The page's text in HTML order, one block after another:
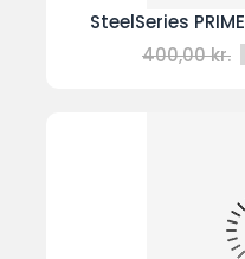
SteelSeries
Normal
400,00 kr.